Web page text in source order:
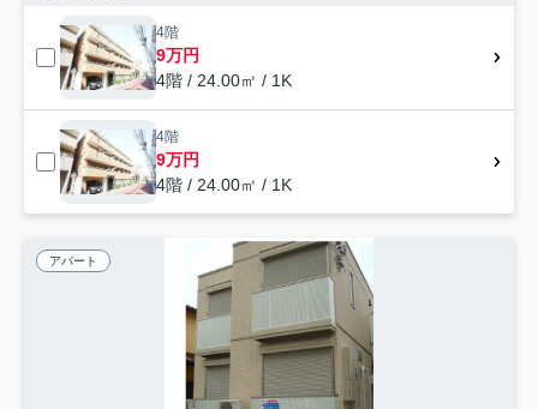
4階
9万円
4階 / 24.00㎡ / 1K
4階
9万円
4階 / 24.00㎡ / 1K
アパート